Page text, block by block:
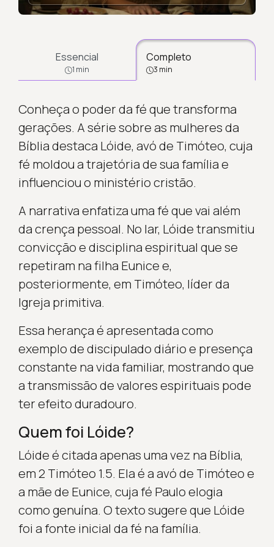
Essencial
1 min
Completo
3 min
Conheça o poder da fé que transforma
gerações. A série sobre as mulheres da
Bíblia destaca Lóide, avó de Timóteo, cuja
fé moldou a trajetória de sua família e
influenciou o ministério cristão.
A narrativa enfatiza uma fé que vai além
da crença pessoal. No lar, Lóide transmitiu
convicção e disciplina espiritual que se
repetiram na filha Eunice e,
posteriormente, em Timóteo, líder da
Igreja primitiva.
Essa herança é apresentada como
exemplo de discipulado diário e presença
constante na vida familiar, mostrando que
a transmissão de valores espirituais pode
ter efeito duradouro.
Quem foi Lóide?
Lóide é citada apenas uma vez na Bíblia,
em 2 Timóteo 1.5. Ela é a avó de Timóteo e
a mãe de Eunice, cuja fé Paulo elogia
como genuína. O texto sugere que Lóide
foi a fonte inicial da fé na família.